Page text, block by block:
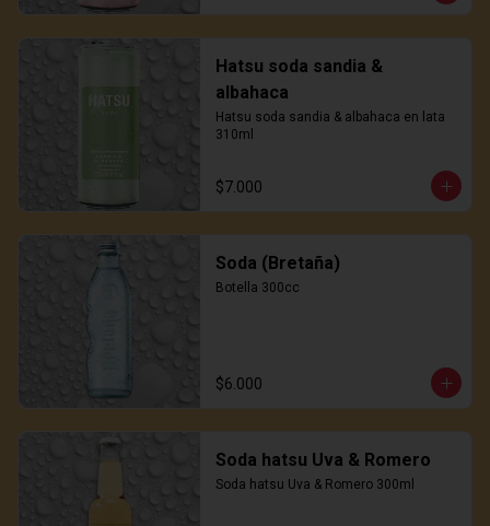
Hatsu soda sandia &
albahaca
Hatsu soda sandia & albahaca en lata
310ml
$7.000
Soda (Bretaña)
Botella 300cc
$6.000
Soda hatsu Uva & Romero
Soda hatsu Uva & Romero 300ml